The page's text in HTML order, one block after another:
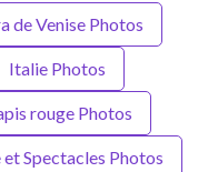
de Venise Photos
Italie Photos
rouge Photos
Spectacles Photos